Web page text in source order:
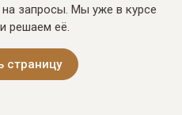
на запросы. Мы уже в курсе
решаем её.
страницу